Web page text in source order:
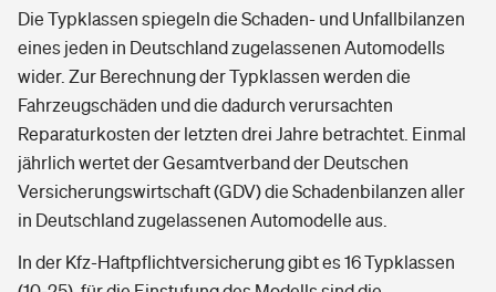
Die Typklassen spiegeln die Schaden- und Unfallbilanzen
eines jeden in Deutschland zugelassenen Automodells
wider. Zur Berechnung der Typklassen werden die
Fahrzeugschäden und die dadurch verursachten
Reparaturkosten der letzten drei Jahre betrachtet. Einmal
jährlich wertet der Gesamtverband der Deutschen
Versicherungswirtschaft (GDV) die Schadenbilanzen aller
in Deutschland zugelassenen Automodelle aus.
In der Kfz-Haftpflichtversicherung gibt es 16 Typklassen